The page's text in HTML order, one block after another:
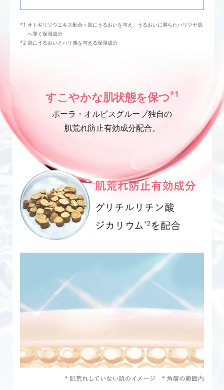
オトギリソウエキス配合＝肌にうるおいを与え、うるおいに満ちたハリツヤ肌
へ導く保湿成分
肌にうるおいとハリ感を与える保湿成分
すこやかな肌状態を保つ*1
ポーラ・オルビスグループ独自の
肌荒れ防止有効成分配合。